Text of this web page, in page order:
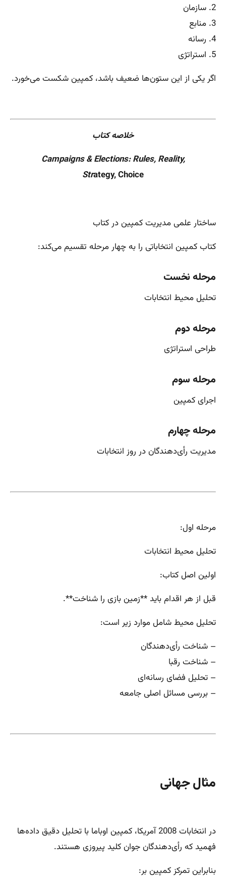
2. سازمان
3. منابع
4. رسانه
5. استراتژی
اگر یکی از این ستون‌ها ضعیف باشد، کمپین شکست می‌خورد.
خلاصه کتاب
Campaigns & Elections: Rules, Reality,
Strategy, Choice
ساختار علمی مدیریت کمپین در کتاب
کتاب کمپین انتخاباتی را به چهار مرحله تقسیم می‌کند:
مرحله نخست
تحلیل محیط انتخابات
مرحله دوم
طراحی استراتژی
مرحله سوم
اجرای کمپین
مرحله چهارم
مدیریت رأی‌دهندگان در روز انتخابات
مرحله اول:
تحلیل محیط انتخابات
اولین اصل کتاب:
قبل از هر اقدام باید **زمین بازی را شناخت**.
تحلیل محیط شامل موارد زیر است:
– شناخت رأی‌دهندگان
– شناخت رقبا
– تحلیل فضای رسانه‌ای
– بررسی مسائل اصلی جامعه
مثال جهانی
در انتخابات 2008 آمریکا، کمپین اوباما با تحلیل دقیق داده‌ها
فهمید که رأی‌دهندگان جوان کلید پیروزی هستند.
بنابراین تمرکز کمپین بر: